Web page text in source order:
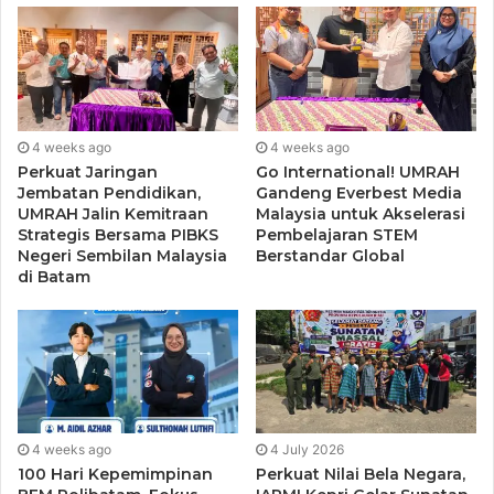
sambutannya menekankan pentingnya membangun
budaya kerja yang agile dan berdaya saing tinggi.
“Era sekarang menuntut kita untuk agile, bukan hanya soal
keahlian teknis, tapi juga pemahaman terhadap soft skill
dan budaya perusahaan,” ujar Wagub.
Ia menambahkan bahwa Investasi membutuhkan tenaga
kerja local, SDM Kepri yang tidak hanya siap kerja, tetapi
juga terus belajar dan berinovasi, tumbuh dan
berkembang.
“Kalau pemerintah bergerak sendiri, hasilnya tidak akan
maksimal. Harus ada keterlibatan aktif dari dunia usaha
dan LPK,” tegasnya.
Pemagangan bukan sekedar simulasi praktek, namun
4 weeks ago
Perkuat Jaringan
Jembatan Pendidikan,
UMRAH Jalin Kemitraan
Strategis Bersama PIBKS
Negeri Sembilan Malaysia
di Batam
4 weeks ago
Go International! UMRAH
Gandeng Everbest Media
Malaysia untuk Akselerasi
Pembelajaran STEM
Berstandar Global
4 weeks ago
100 Hari Kepemimpinan
4 July 2026
Perkuat Nilai Bela Negara,